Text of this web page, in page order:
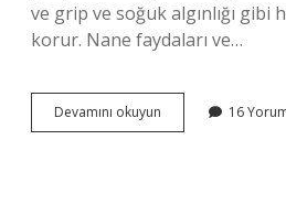
ve grip ve soğuk algınlığı gibi
korur. Nane faydaları ve…
Devamını okuyun
Özellikleri
16